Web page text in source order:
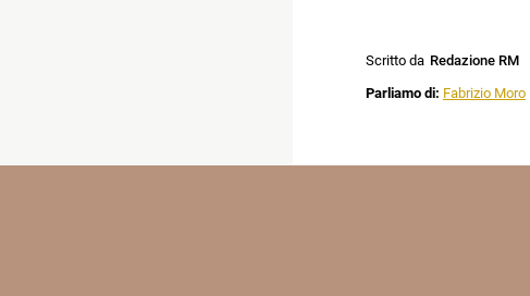
Scritto da Redazione RM
Parliamo di: Fabrizio Moro